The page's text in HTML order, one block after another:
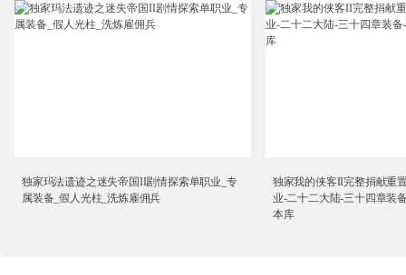
独家玛法遗迹之迷失帝国II剧情探索单职业_专
属装备_假人光柱_洗炼雇佣兵
独家我的侠客II完整捐献重
业-二十二大陆-三十四章装
本库